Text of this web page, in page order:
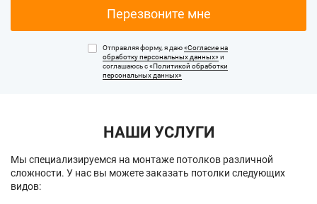
Отправляя форму, я даю«Согласие на
обработку персональных данных» и
соглашаюсь с«Политикой обработки
персональных данных»
НАШИ УСЛУГИ
Мы специализируемся на монтаже потолков различной
сложности. У нас вы можете заказать потолки следующих
видов: